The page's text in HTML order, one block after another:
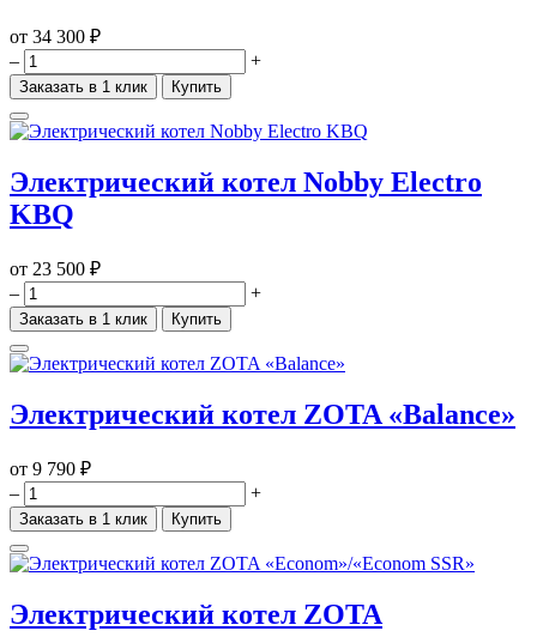
от 34 300 ₽
–
+
Заказать в 1 клик Купить
Электрический котел Nobby Electro
KBQ
от 23 500 ₽
–
+
Заказать в 1 клик Купить
Электрический котел ZOTA «Balance»
от 9 790 ₽
–
+
Заказать в 1 клик Купить
Электрический котел ZOTA